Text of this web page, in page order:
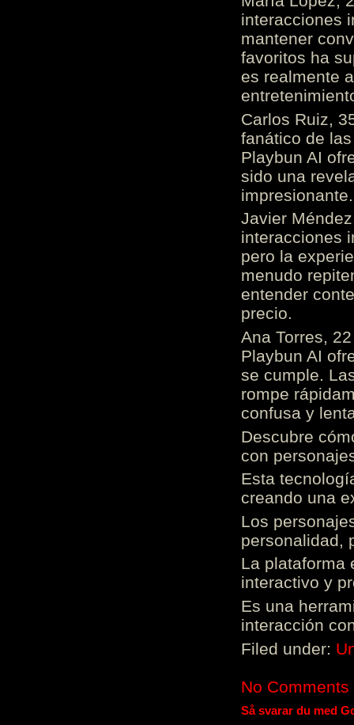
interacciones
mantener
favoritos ha
es realmente
Carlos Ruiz,
fanático de
Playbun AI
sido una
Javier
interacciones
pero la
menudo
entender
precio.
Ana Torres,
Playbun AI
se cumple.
rompe
confusa y
Descubre
con
Esta
creando una
Los
personalidad,
La plataforma
interactivo y
Es una
interacción
Filed under:
No Comments
Så svarar du med